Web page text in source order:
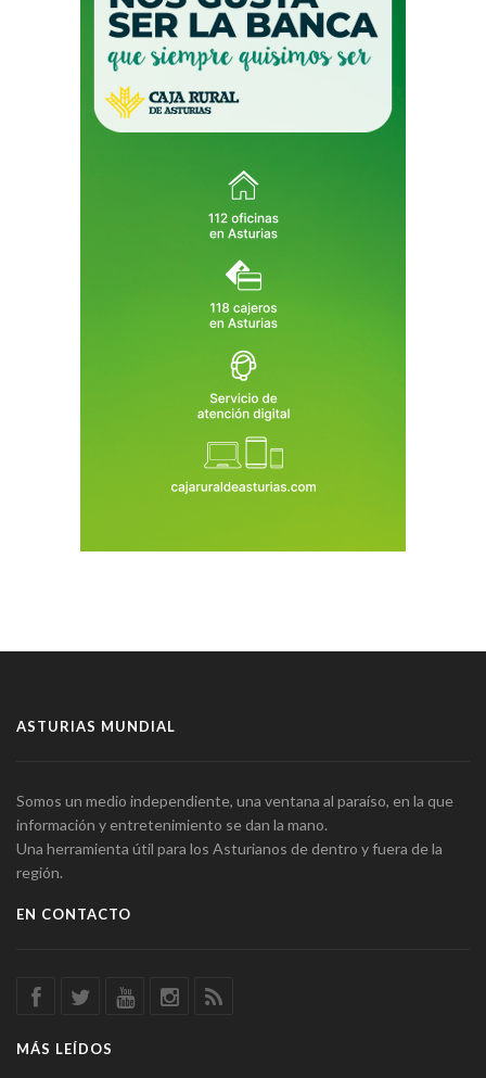
ASTURIAS MUNDIAL
Somos un medio independiente, una ventana al paraíso, en la que
información y entretenimiento se dan la mano.
Una herramienta útil para los Asturianos de dentro y fuera de la
región.
EN CONTACTO
MÁS LEÍDOS